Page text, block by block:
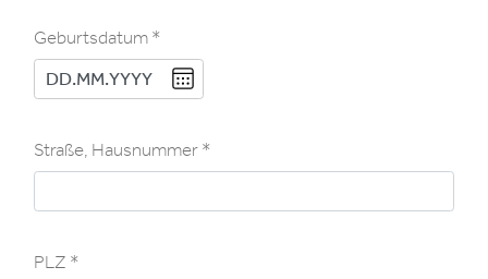
Geburtsdatum
Geburtsdatum
DD.MM.YYYY
Straße, Hausnummer
Straße, Hausnummer
PLZ
PLZ